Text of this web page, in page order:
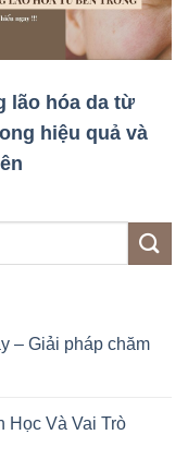
lão hóa da từ
hiệu quả và
– Giải pháp chăm
Học Và Vai Trò